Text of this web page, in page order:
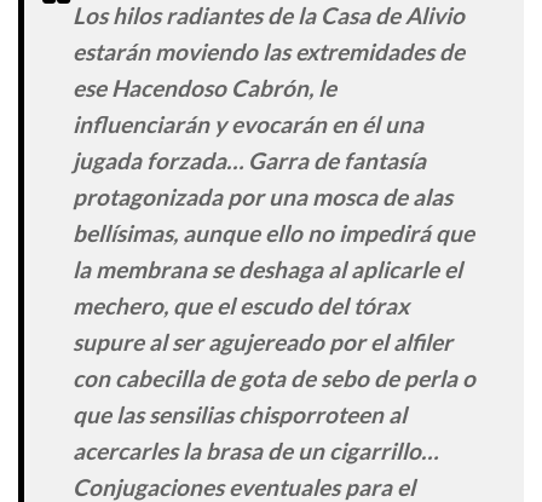
Los hilos radiantes de la Casa de Alivio
estarán moviendo las extremidades de
ese Hacendoso Cabrón, le
influenciarán y evocarán en él una
jugada forzada… Garra de fantasía
protagonizada por una mosca de alas
bellísimas, aunque ello no impedirá que
la membrana se deshaga al aplicarle el
mechero, que el escudo del tórax
supure al ser agujereado por el alfiler
con cabecilla de gota de sebo de perla o
que las sensilias chisporroteen al
acercarles la brasa de un cigarrillo…
Conjugaciones eventuales para el